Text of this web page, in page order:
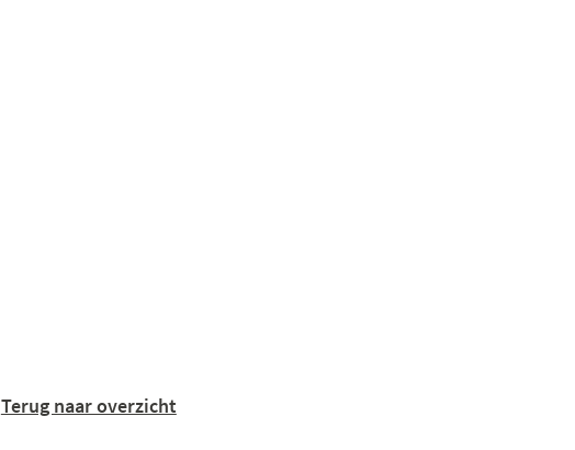
Terug naar overzicht